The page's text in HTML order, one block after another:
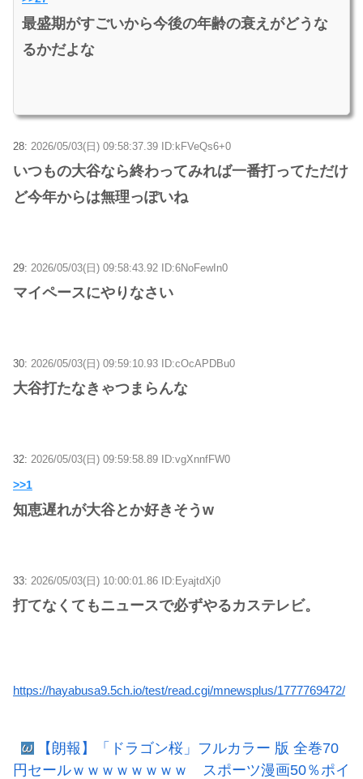
最盛期がすごいから今後の年齢の衰えがどうな
るかだよな
28: 2026/05/03(日) 09:58:37.39 ID:kFVeQs6+0
いつもの大谷なら終わってみれば一番打ってただけ
ど今年からは無理っぽいね
29: 2026/05/03(日) 09:58:43.92 ID:6NoFewIn0
マイペースにやりなさい
30: 2026/05/03(日) 09:59:10.93 ID:cOcAPDBu0
大谷打たなきゃつまらんな
32: 2026/05/03(日) 09:59:58.89 ID:vgXnnfFW0
>>1
知恵遅れが大谷とか好きそうw
33: 2026/05/03(日) 10:00:01.86 ID:EyajtdXj0
打てなくてもニュースで必ずやるカステレビ。
https://hayabusa9.5ch.io/test/read.cgi/mnewsplus/1777769472/
【朗報】「ドラゴン桜」フルカラー 版 全巻70
円セールｗｗｗｗｗｗｗｗ スポーツ漫画50％ポイ